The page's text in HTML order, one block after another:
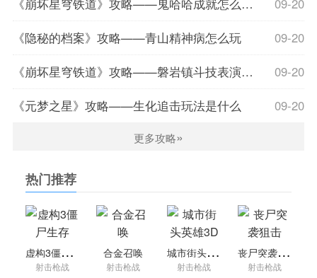
味性和可爱度。
按键进行移动、跳跃、射击、拾取等基本操作，无需复杂的操
4。多样化的武器和道具:游戏中有各种各样的武器和道具供玩
家使用，包括枪械、近战武器、装备和药物等。玩家可以根据
自己的需求和策略选择合适的装备，增加战斗的可变性和战术
火柴人要吃鸡游戏优势
1。火柴人要吃鸡通过精细的射击机制，带给玩家真实的射击
体验。玩家可以使用各种武器，如步枪、手枪和狙击步枪，进
行精确射击。
2。游戏中的弹道物理和打击效果都经过精心设计，让玩家在
战斗中感受到真正的枪战快感。游戏还提供了丰富的战术选
09-20
《崩坏星穹铁道》攻略——鬼哈哈成就怎么达成
09-20
《隐秘的档案》攻略——青山精神病怎么玩
09-20
《崩坏星穹铁道》攻略——磐岩镇斗技表演赛第七关怎么过
09-20
《元梦之星》攻略——生化追击玩法是什么
更多攻略»
热门推荐
虚
构3僵尸生存
射击枪战
合金召唤
射击枪战
城
市街头英雄3D
射击枪战
丧
尸突袭狙击
射击枪战